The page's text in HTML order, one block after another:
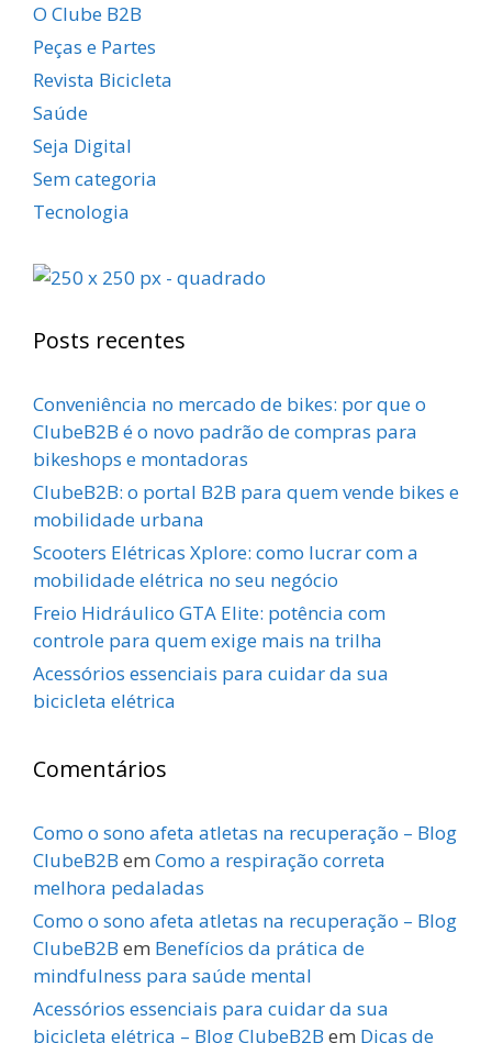
O Clube B2B
Peças e Partes
Revista Bicicleta
Saúde
Seja Digital
Sem categoria
Tecnologia
Posts recentes
Conveniência no mercado de bikes: por que o
ClubeB2B é o novo padrão de compras para
bikeshops e montadoras
ClubeB2B: o portal B2B para quem vende bikes e
mobilidade urbana
Scooters Elétricas Xplore: como lucrar com a
mobilidade elétrica no seu negócio
Freio Hidráulico GTA Elite: potência com
controle para quem exige mais na trilha
Acessórios essenciais para cuidar da sua
bicicleta elétrica
Comentários
Como o sono afeta atletas na recuperação – Blog
ClubeB2B em Como a respiração correta
melhora pedaladas
Como o sono afeta atletas na recuperação – Blog
ClubeB2B em Benefícios da prática de
mindfulness para saúde mental
Acessórios essenciais para cuidar da sua
bicicleta elétrica – Blog ClubeB2B em Dicas de